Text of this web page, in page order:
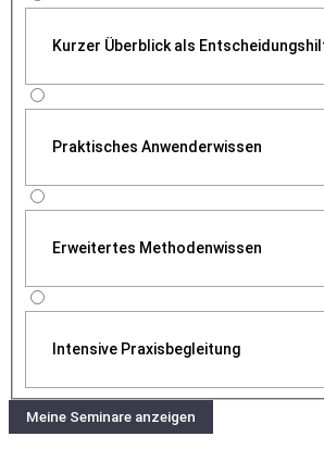
Kurzer Überblick als
Praktisches Anwenderwissen
Erweitertes Methodenwissen
Intensive Praxisbegleitung
Meine Seminare anzeigen